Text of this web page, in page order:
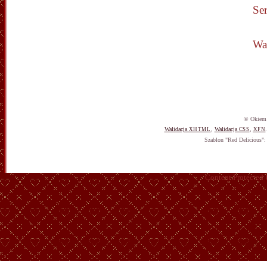
© Okiem
Walidacja XHTML Walidacja CSS XFN
Szablon "Red Delicious":
Content Protected